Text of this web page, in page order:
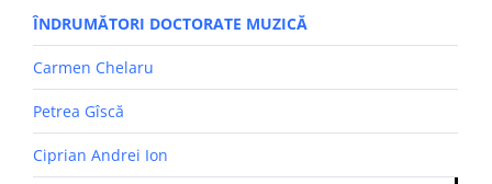
ÎNDRUMĂTORI DOCTORATE MUZICĂ
Carmen Chelaru
Petrea Gîscă
Ciprian Andrei Ion